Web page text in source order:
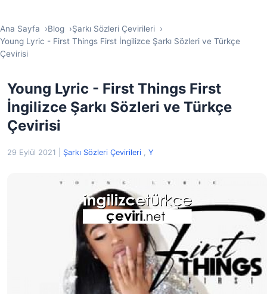
Ana Sayfa Blog
Şarkı Sözleri Çevirileri
Young Lyric - First Things First İngilizce Şarkı Sözleri ve Türkçe
Çevirisi
Young Lyric - First Things First
İngilizce Şarkı Sözleri ve Türkçe
Çevirisi
29 Eylül 2021 Şarkı Sözleri Çevirileri , Y